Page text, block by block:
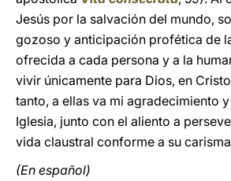
Jesús por la salvación del mundo,
gozoso y anticipación profética de
ofrecida a cada persona y a la
vivir únicamente para Dios, en
tanto, a ellas va mi agradecimiento
Iglesia, junto con el aliento a
vida claustral conforme a su
(En español)